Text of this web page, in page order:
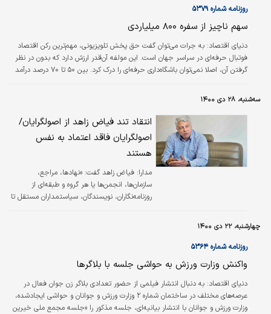
روزنامه شماره ۵۳۷۹
سهم ناچیز از سفره ۸۰۰ میلیاردی
دنیای اقتصاد: به جرات می‌توان گفت حق پخش تلویزیونی، مهم‌ترین رکن اقتصاد
فوتبال حرفه‌ای در سراسر جهان است. این مولفه آن‌قدر ارزش دارد که بدون در نظر
گرفتن آن، اصلا نمی‌توان باشگاه‌داری حرفه‌ای را درک کرد. بین ۵۰ تا ۷۰ درصد درآمد
خب البته می‌دانید در ایران خبری از این درآمد نیست. به تازگی صداوسیما مکلف
بازرگانی همزمان با مسابقات ورزشی به وزارت ورزش و…
سه‌شنبه، ۲۸ دی ۱۴۰۰
انتقاد تند فیاض زاهد از اصولگرایان/
اصولگرایان فاقد اعتماد به نفس
هستند
مدارا: فیاض زاهد گفت: «نهادها، مراجع،
سازمان‌ها، انجمن‌ها یا هر گروه و طبقه‌ای از
روزنامه‌نگاران، نویسندگان، سیاستمداران مستقل تا
چهارشنبه، ۲۲ دی ۱۴۰۰
روزنامه شماره ۵۳۶۴
واکنش وزارت ورزش به حواشی جلسه با بلاگرها
دنياي اقتصاد: به دنبال انتشار فیلمی از حضور تعدادی بلاگر زن جوان فعال در
عرصه‌های مختلف در ساختمان شماره ۲ وزارت ورزش و جوانان و حواشی ایجادشده،
وزارت ورزش و جوانان با انتشار بیانیه‌ای، جلسه مذکور را «جلسه مجمع ملی خیرین